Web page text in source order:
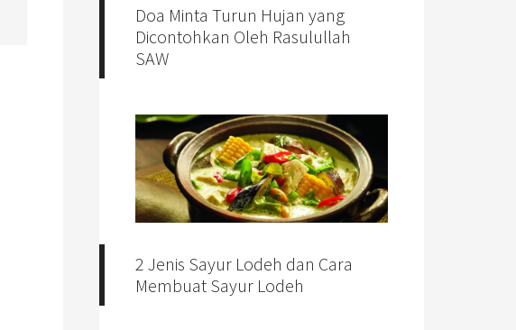
Doa Minta Turun Hujan yang
Dicontohkan Oleh Rasulullah
SAW
2 Jenis Sayur Lodeh dan Cara
Membuat Sayur Lodeh